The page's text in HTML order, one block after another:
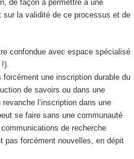
de façon à permettre à une
sur la validité de ce processus et de
confondue avec espace spécialisé
!).
forcément une inscription durable du
de savoirs ou dans une
l’inscription dans une
se faire sans une communauté
de recherche
pas forcément nouvelles, en dépit